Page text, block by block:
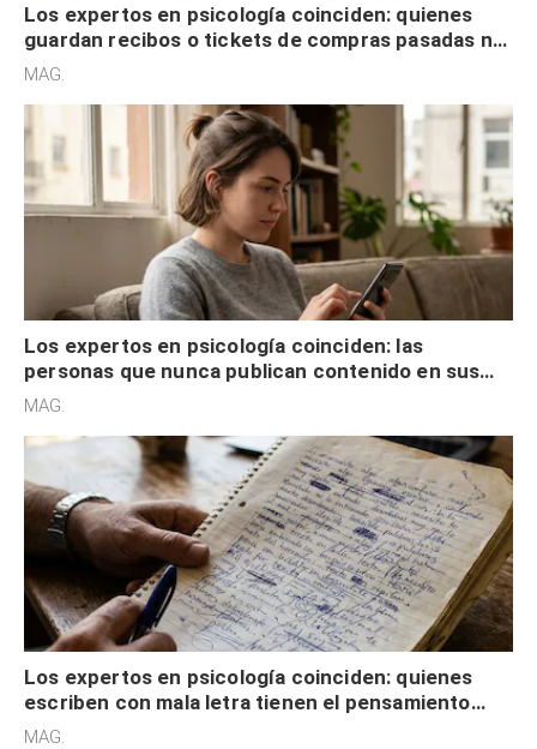
Los expertos en psicología coinciden: quienes
guardan recibos o tickets de compras pasadas no
son acumuladores, sino que tienen necesidad de
MAG.
Los expertos en psicología coinciden: las
personas que nunca publican contenido en sus
redes sociales no pretenden buscar validación
MAG.
Los expertos en psicología coinciden: quienes
escriben con mala letra tienen el pensamiento
acelerado y no lo hacen por desinterés
MAG.